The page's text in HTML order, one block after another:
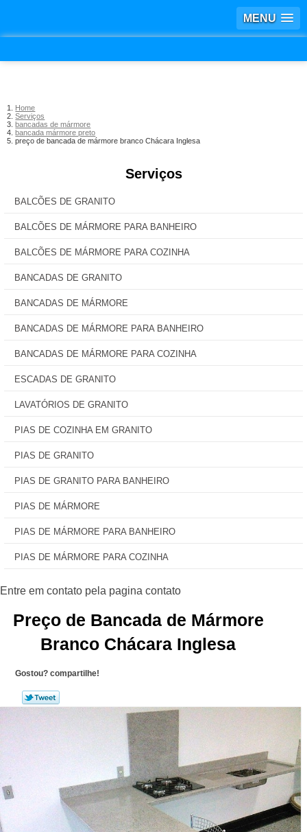
MENU
Home
Serviços
bancadas de mármore
bancada mármore preto
preço de bancada de mármore branco Chácara Inglesa
Serviços
BALCÕES DE GRANITO
BALCÕES DE MÁRMORE PARA BANHEIRO
BALCÕES DE MÁRMORE PARA COZINHA
BANCADAS DE GRANITO
BANCADAS DE MÁRMORE
BANCADAS DE MÁRMORE PARA BANHEIRO
BANCADAS DE MÁRMORE PARA COZINHA
ESCADAS DE GRANITO
LAVATÓRIOS DE GRANITO
PIAS DE COZINHA EM GRANITO
PIAS DE GRANITO
PIAS DE GRANITO PARA BANHEIRO
PIAS DE MÁRMORE
PIAS DE MÁRMORE PARA BANHEIRO
PIAS DE MÁRMORE PARA COZINHA
Preço de Bancada de Mármore
Branco Chácara Inglesa
Gostou? compartilhe!